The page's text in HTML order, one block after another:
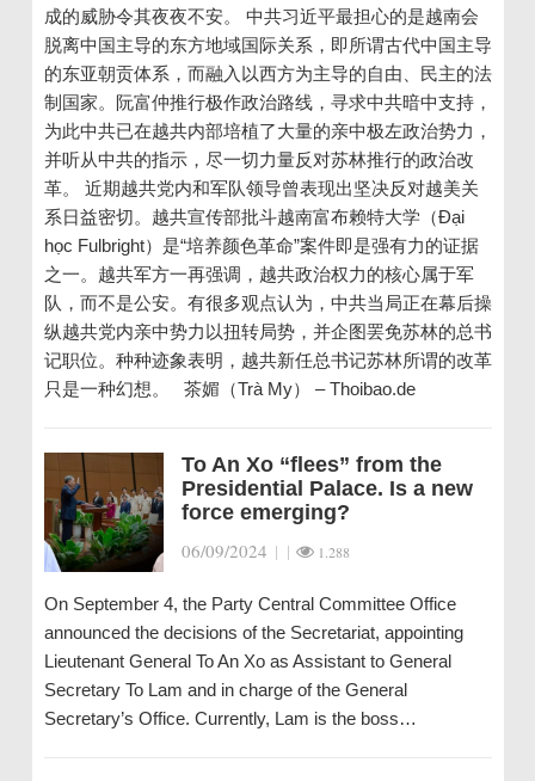
成的威胁令其夜夜不安。 中共习近平最担心的是越南会
脱离中国主导的东方地域国际关系，即所谓古代中国主导
的东亚朝贡体系，而融入以西方为主导的自由、民主的法
制国家。阮富仲推行极作政治路线，寻求中共暗中支持，
为此中共已在越共内部培植了大量的亲中极左政治势力，
并听从中共的指示，尽一切力量反对苏林推行的政治改
革。 近期越共党内和军队领导曾表现出坚决反对越美关
系日益密切。越共宣传部批斗越南富布赖特大学（Đại
học Fulbright）是“培养颜色革命”案件即是强有力的证据
之一。越共军方一再强调，越共政治权力的核心属于军
队，而不是公安。有很多观点认为，中共当局正在幕后操
纵越共党内亲中势力以扭转局势，并企图罢免苏林的总书
记职位。种种迹象表明，越共新任总书记苏林所谓的改革
只是一种幻想。 茶媚（Trà My） – Thoibao.de
To An Xo “flees” from the
Presidential Palace. Is a new
force emerging?
06/09/2024 | | 1.288
On September 4, the Party Central Committee Office
announced the decisions of the Secretariat, appointing
Lieutenant General To An Xo as Assistant to General
Secretary To Lam and in charge of the General
Secretary’s Office. Currently, Lam is the boss…